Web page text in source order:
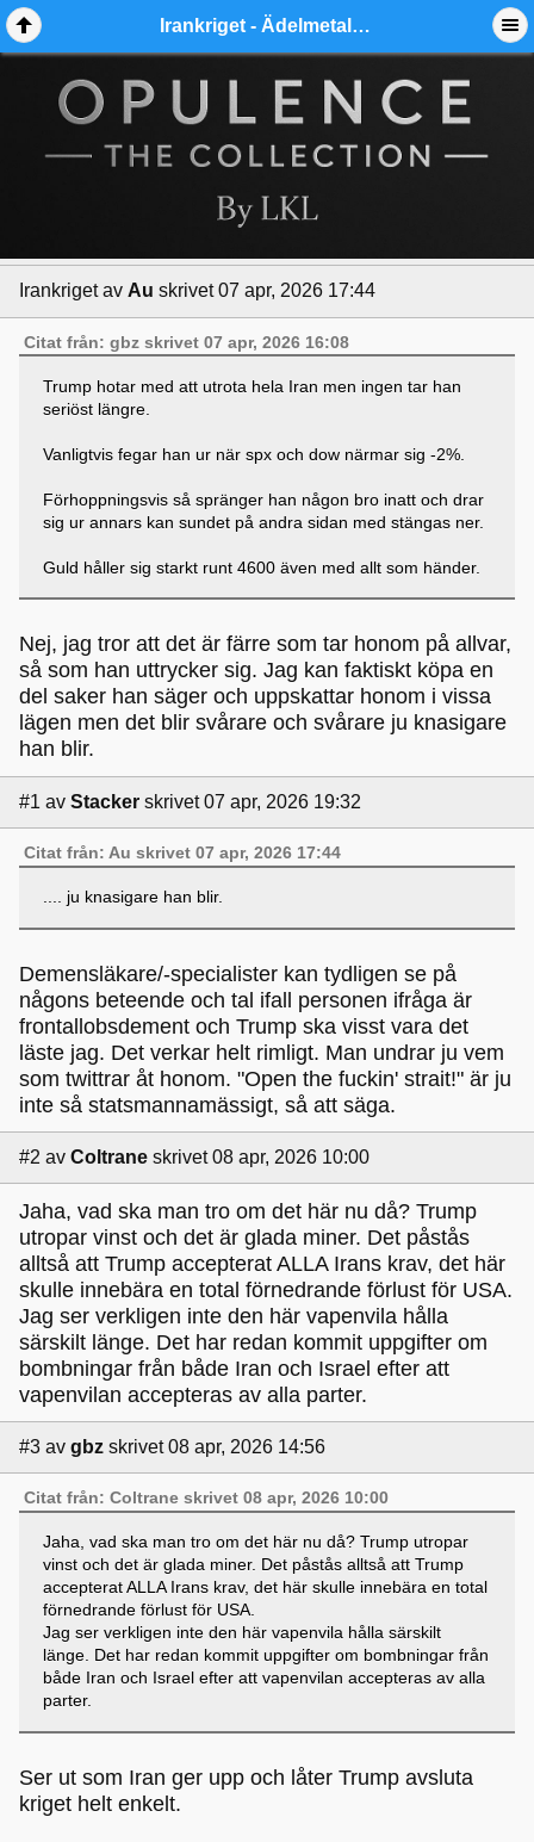
Irankriget - Ädelmetallforum
Irankrigetav Au skrivet 07 apr, 2026 17:44
Citat från: gbz skrivet 07 apr, 2026 16:08
Trump hotar med att utrota hela Iran men ingen tar han
seriöst längre.
Vanligtvis fegar han ur när spx och dow närmar sig -2%.
Förhoppningsvis så spränger han någon bro inatt och drar
sig ur annars kan sundet på andra sidan med stängas ner.
Guld håller sig starkt runt 4600 även med allt som händer.
Nej, jag tror att det är färre som tar honom på allvar,
så som han uttrycker sig. Jag kan faktiskt köpa en
del saker han säger och uppskattar honom i vissa
lägen men det blir svårare och svårare ju knasigare
han blir.
#1 av Stacker skrivet 07 apr, 2026 19:32
Citat från: Au skrivet 07 apr, 2026 17:44
.... ju knasigare han blir.
Demensläkare/-specialister kan tydligen se på
någons beteende och tal ifall personen ifråga är
frontallobsdement och Trump ska visst vara det
läste jag. Det verkar helt rimligt. Man undrar ju vem
som twittrar åt honom. "Open the fuckin' strait!" är ju
inte så statsmannamässigt, så att säga.
#2 av Coltrane skrivet 08 apr, 2026 10:00
Jaha, vad ska man tro om det här nu då? Trump
utropar vinst och det är glada miner. Det påstås
alltså att Trump accepterat ALLA Irans krav, det här
skulle innebära en total förnedrande förlust för USA.
Jag ser verkligen inte den här vapenvila hålla
särskilt länge. Det har redan kommit uppgifter om
bombningar från både Iran och Israel efter att
vapenvilan accepteras av alla parter.
#3 av gbz skrivet 08 apr, 2026 14:56
Citat från: Coltrane skrivet 08 apr, 2026 10:00
Jaha, vad ska man tro om det här nu då? Trump utropar
vinst och det är glada miner. Det påstås alltså att Trump
accepterat ALLA Irans krav, det här skulle innebära en total
förnedrande förlust för USA.
Jag ser verkligen inte den här vapenvila hålla särskilt
länge. Det har redan kommit uppgifter om bombningar från
både Iran och Israel efter att vapenvilan accepteras av alla
parter.
Ser ut som Iran ger upp och låter Trump avsluta
kriget helt enkelt.